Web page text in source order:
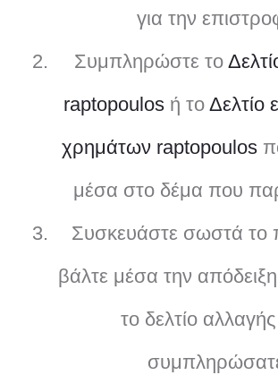
για την
Συμπληρώστε το
raptopoulos ή το Δελτίο
χρημάτων raptopoulos
μέσα στο δέμα που
Συσκευάστε σωστά το
βάλτε μέσα την
το δελτίο